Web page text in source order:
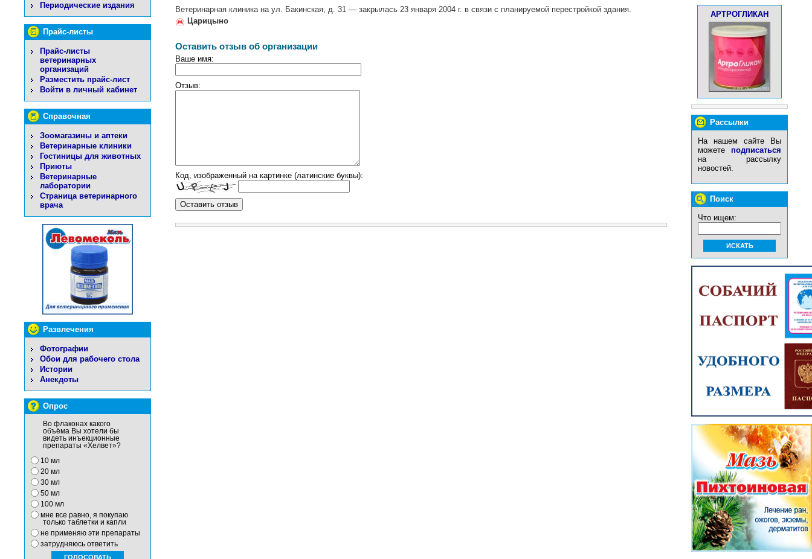
Периодические издания
Прайс-листы
Прайс-листы
ветеринарных
организаций
Разместить прайс-лист
Войти в личный кабинет
Справочная
Зоомагазины и аптеки
Ветеринарные клиники
Гостиницы для животных
Приюты
Ветеринарные
лаборатории
Страница ветеринарного
врача
Развлечения
Фотографии
Обои для рабочего стола
Истории
Анекдоты
Опрос
Во флаконах какого
объёма Вы хотели бы
видеть инъекционные
препараты «Хелвет»?
10 мл
20 мл
30 мл
50 мл
100 мл
мне все равно, я покупаю
только таблетки и капли
не применяю эти препараты
затрудняюсь ответить
АРТРОГЛИКАН
Рассылки
На нашем сайте Вы
можете подписаться
на рассылку
новостей.
Поиск
Что ищем:
Ветеринарная клиника на ул. Бакинская, д. 31 — закрылась 23 января 2004 г. в связи с планируемой перестройкой здания.
Царицыно
Оставить отзыв об организации
Ваше имя:
Отзыв:
Код, изображенный на картинке (латинские буквы):